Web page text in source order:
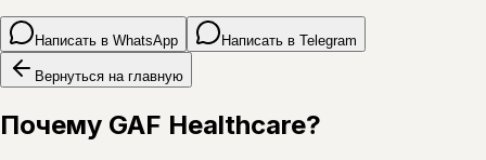
Написать в WhatsApp Написать в Telegram
Вернуться на главную
Почему GAF Healthcare?